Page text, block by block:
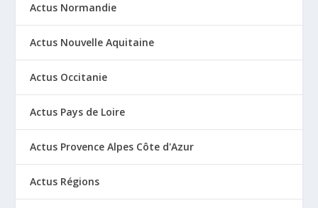
Actus Normandie
Actus Nouvelle Aquitaine
Actus Occitanie
Actus Pays de Loire
Actus Provence Alpes Côte d'Azur
Actus Régions